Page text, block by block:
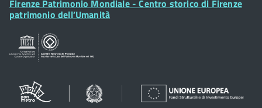
Posta Elettronica Certificata
Footer
Widget
Firenze Patrimonio Mondiale - Centro storico di Firenze
patrimonio dell’Umanità